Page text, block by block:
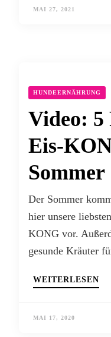
MAI 27, 2021
HUNDEERNÄHRUNG
Video: 5
Eis-
Sommer
Der Sommer
hier unsere
KONG vor.
gesunde Kräuter
WEITERLESEN
MAI 17, 2020